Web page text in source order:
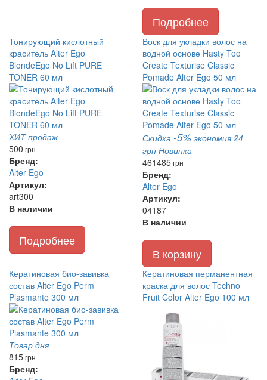
Подробнее
Тонирующий кислотный
краситель Alter Ego
BlondeEgo No Lift PURE
TONER 60 мл
ХИТ продаж
500 грн
Бренд:
Alter Ego
Артикул:
art300
В наличии
Подробнее
Воск для укладки волос на
водной основе Hasty Too
Create Texturise Classic
Pomade Alter Ego 50 мл
Скидка -5% экономия 24
грн Новинка
461485грн
Бренд:
Alter Ego
Артикул:
04187
В наличии
В корзину
Кератиновая био-завивка
состав Alter Ego Perm
Plasmante 300 мл
Товар дня
815грн
Бренд:
Кератиновая перманентная
краска для волос Techno
Fruit Color Alter Ego 100 мл